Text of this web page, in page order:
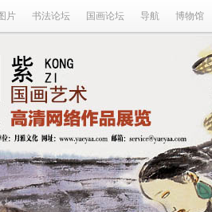
片 书法论坛 国画论坛 导航 博物馆